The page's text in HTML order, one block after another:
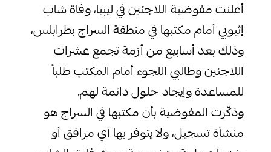
أعلنت مفوضية اللاجئين في ليبيا، وفاة شاب
إثيوبي أمام مكتبها في منطقة السراج بطرابلس،
وذلك بعد أسابيع من أزمة تجمع عشرات
اللاجئين وطالبي اللجوء أمام المكتب طلباً
للمساعدة وإيجاد حلول دائمة لهم.
وذكّرت المفوضية بأن مكتبها في السراج هو
منشأة تسجيل، ولا يتوفر بها أي مرافق أو